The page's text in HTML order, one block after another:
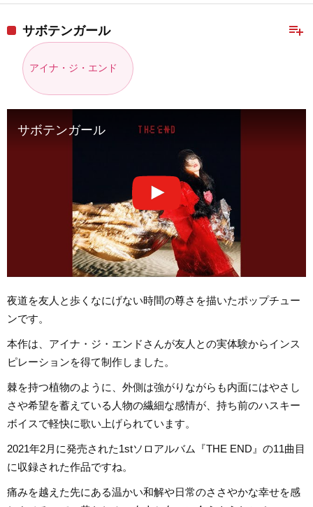
playlist_add
サボテンガール
アイナ・ジ・エンド
サボテンガール
夜道を友人と歩くなにげない時間の尊さを描いたポップチュー
ンです。
本作は、アイナ・ジ・エンドさんが友人との実体験からインス
ピレーションを得て制作しました。
棘を持つ植物のように、外側は強がりながらも内面にはやさし
さや希望を蓄えている人物の繊細な感情が、持ち前のハスキー
ボイスで軽快に歌い上げられています。
2021年2月に発売された1stソロアルバム『THE END』の11曲目
に収録された作品ですね。
痛みを越えた先にある温かい和解や日常のささやかな幸せを感